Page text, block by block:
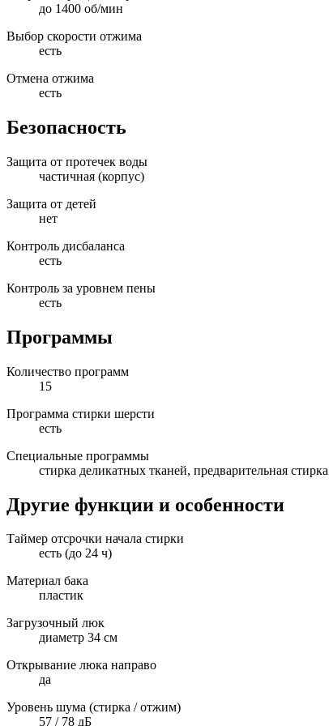
до 1400 об/мин
Выбор скорости отжима
есть
Отмена отжима
есть
Безопасность
Защита от протечек воды
частичная (корпус)
Защита от детей
нет
Контроль дисбаланса
есть
Контроль за уровнем пены
есть
Программы
Количество программ
15
Программа стирки шерсти
есть
Специальные программы
стирка деликатных тканей, предварительная стирка
Другие функции и особенности
Таймер отсрочки начала стирки
есть (до 24 ч)
Материал бака
пластик
Загрузочный люк
диаметр 34 см
Открывание люка направо
да
Уровень шума (стирка / отжим)
57 / 78 дБ